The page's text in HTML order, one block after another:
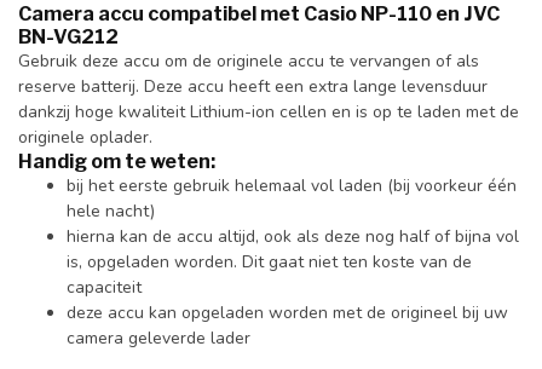
Camera accu compatibel met Casio NP-110 en JVC
BN-VG212
Gebruik deze accu om de originele accu te vervangen of als
reserve batterij. Deze accu heeft een extra lange levensduur
dankzij hoge kwaliteit Lithium-ion cellen en is op te laden met de
originele oplader.
Handig om te weten:
bij het eerste gebruik helemaal vol laden (bij voorkeur één
hele nacht)
hierna kan de accu altijd, ook als deze nog half of bijna vol
is, opgeladen worden. Dit gaat niet ten koste van de
capaciteit
deze accu kan opgeladen worden met de origineel bij uw
camera geleverde lader